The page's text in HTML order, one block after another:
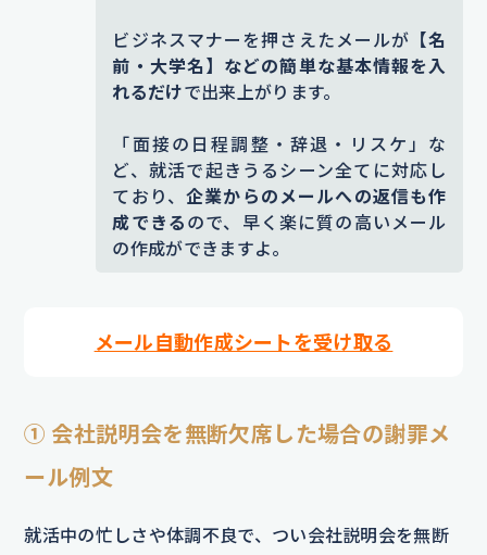
ビジネスマナーを押さえたメールが 【名
前・大学名】などの簡単な基本情報を入
れるだけで出来上がります。
「面接の日程調整・辞退・リスケ」な
ど、就活で起きうるシーン全てに対応し
ており、企業からのメールへの返信も作
成できる ので、早く楽に質の高いメール
の作成ができますよ。
メール自動作成シートを受け取る
① 会社説明会を無断欠席した場合の謝罪メ
ール例文
就活中の忙しさや体調不良で、つい会社説明会を無断